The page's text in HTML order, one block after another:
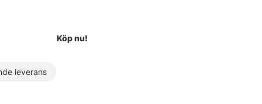
Köp nu!
leverans